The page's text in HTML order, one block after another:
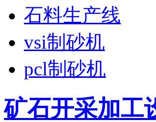
石料生产线
vsi制砂机
pcl制砂机
矿石开采加工